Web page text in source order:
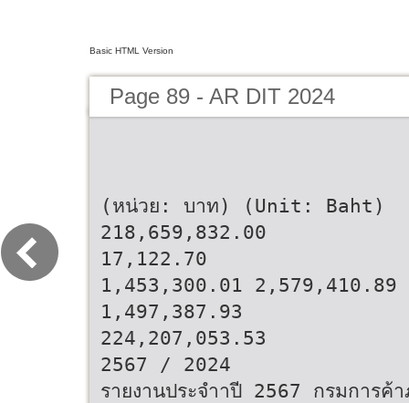
Basic HTML Version
Page 89 - AR DIT 2024
(หน่วย: บาท) (Unit: Baht)
218,659,832.00
17,122.70
1,453,300.01 2,579,410.89
1,497,387.93
224,207,053.53
2567 / 2024
รายงานประจําาปี 2567 กรมการค้า